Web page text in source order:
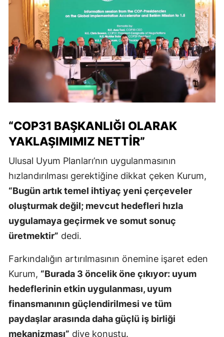
“COP31 BAŞKANLIĞI OLARAK
YAKLAŞIMIMIZ NETTIR”
Ulusal Uyum Planları’nın uygulanmasının
hızlandırılması gerektiğine dikkat çeken Kurum,
“Bugün artık temel ihtiyaç yeni çerçeveler
oluşturmak değil; mevcut hedefleri hızla
uygulamaya geçirmek ve somut sonuç
üretmektir” dedi.
Farkındalığın artırılmasının önemine işaret eden
Kurum, “Burada 3 öncelik öne çıkıyor: uyum
hedeflerinin etkin uygulanması, uyum
finansmanının güçlendirilmesi ve tüm
paydaşlar arasında daha güçlü iş birliği
mekanizması” diye konuştu.